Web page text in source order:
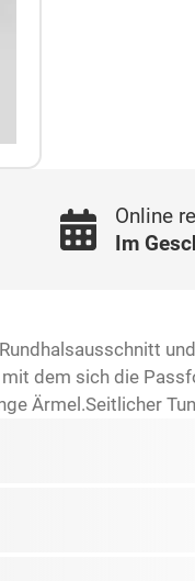
Online
Im
dem sich die
Ärmel.Seitlicher